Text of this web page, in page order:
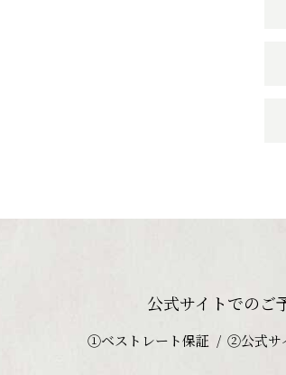
公式サイトでのご
①ベストレート保証 ②公式サ